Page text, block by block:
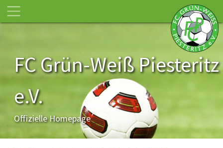
FC Grün-Weiß Piesteritz
e.V.
Offizielle Homepage